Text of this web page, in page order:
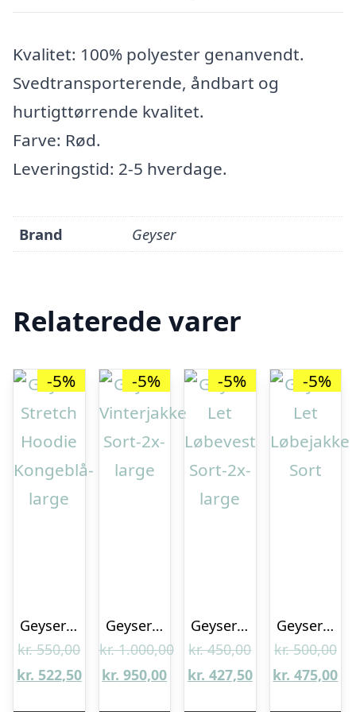
Kvalitet: 100% polyester genanvendt.
Svedtransporterende, åndbart og
hurtigttørrende kvalitet.
Farve: Rød.
Leveringstid: 2-5 hverdage.
Brand Geyser
Relaterede varer
-5%
Geyser Stretch Hoodie Kongeblå-large
kr.550,00Den
oprindelige
kr. 522,50Den
-5%
Geyser Vinterjakke Sort-2x-large
kr.1.000,00
Den
kr. 950,00Den
-5%
Geyser Let Løbevest Sort-2x-large
kr.450,00Den
oprindelige
kr. 427,50Den
-5%
Geyser Let Løbejakke Sort
kr.500,00
kr. 475,00